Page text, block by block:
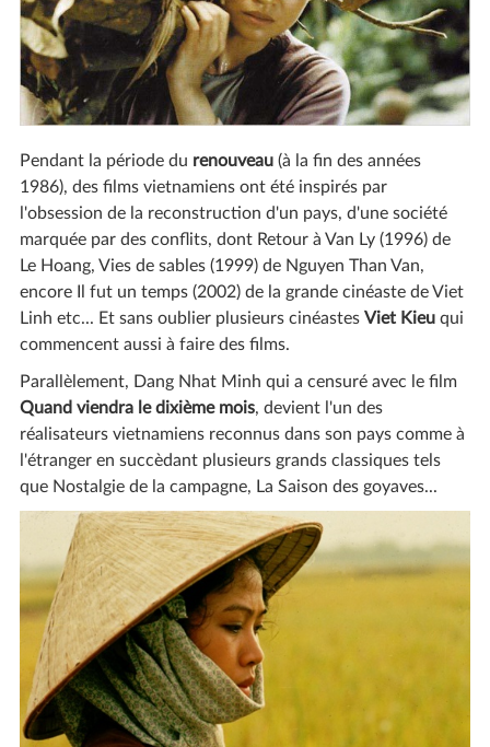
Pendant la période du renouveau(à la fin des années
1986), des films vietnamiens ont été inspirés par
l'obsession de la reconstruction d'un pays, d'une société
marquée par des conflits, dont Retour à Van Ly (1996) de
Le Hoang, Vies de sables (1999) de Nguyen Than Van,
encore Il fut un temps (2002) de la grande cinéaste de Viet
Linh etc... Et sans oublier plusieurs cinéastes Viet Kieuqui
commencent aussi à faire des films.
Parallèlement, Dang Nhat Minh qui a censuré avec le film
Quand viendra le dixième mois, devient l'un des
réalisateurs vietnamiens reconnus dans son pays comme à
l'étranger en succèdant plusieurs grands classiques tels
que Nostalgie de la campagne, La Saison des goyaves...